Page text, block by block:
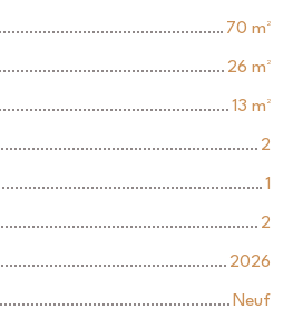
70 m²
26 m²
13 m²
2
1
2
2026
Neuf